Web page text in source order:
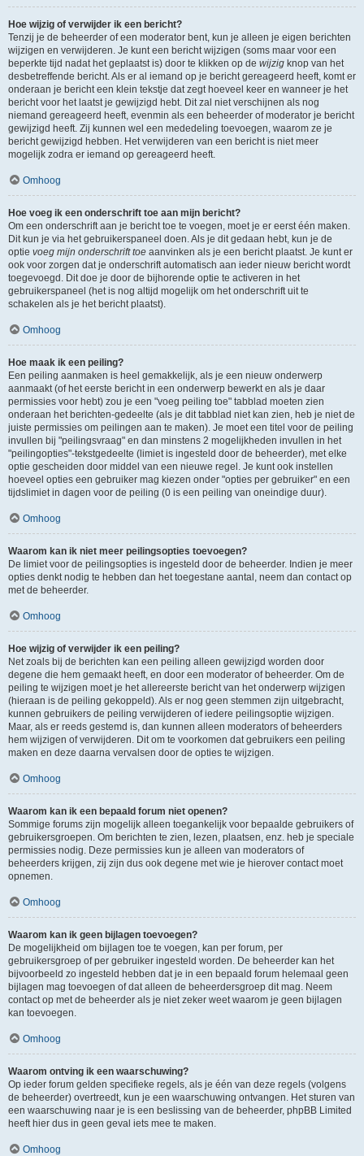
Hoe wijzig of verwijder ik een bericht?
Tenzij je de beheerder of een moderator bent, kun je alleen je eigen berichten
wijzigen en verwijderen. Je kunt een bericht wijzigen (soms maar voor een
beperkte tijd nadat het geplaatst is) door te klikken op de wijzig knop van het
desbetreffende bericht. Als er al iemand op je bericht gereageerd heeft, komt er
onderaan je bericht een klein tekstje dat zegt hoeveel keer en wanneer je het
bericht voor het laatst je gewijzigd hebt. Dit zal niet verschijnen als nog
niemand gereageerd heeft, evenmin als een beheerder of moderator je bericht
gewijzigd heeft. Zij kunnen wel een mededeling toevoegen, waarom ze je
bericht gewijzigd hebben. Het verwijderen van een bericht is niet meer
mogelijk zodra er iemand op gereageerd heeft.
Omhoog
Hoe voeg ik een onderschrift toe aan mijn bericht?
Om een onderschrift aan je bericht toe te voegen, moet je er eerst één maken.
Dit kun je via het gebruikerspaneel doen. Als je dit gedaan hebt, kun je de
optie voeg mijn onderschrift toe aanvinken als je een bericht plaatst. Je kunt er
ook voor zorgen dat je onderschrift automatisch aan ieder nieuw bericht wordt
toegevoegd. Dit doe je door de bijhorende optie te activeren in het
gebruikerspaneel (het is nog altijd mogelijk om het onderschrift uit te
schakelen als je het bericht plaatst).
Omhoog
Hoe maak ik een peiling?
Een peiling aanmaken is heel gemakkelijk, als je een nieuw onderwerp
aanmaakt (of het eerste bericht in een onderwerp bewerkt en als je daar
permissies voor hebt) zou je een "voeg peiling toe" tabblad moeten zien
onderaan het berichten-gedeelte (als je dit tabblad niet kan zien, heb je niet de
juiste permissies om peilingen aan te maken). Je moet een titel voor de peiling
invullen bij "peilingsvraag" en dan minstens 2 mogelijkheden invullen in het
"peilingopties"-tekstgedeelte (limiet is ingesteld door de beheerder), met elke
optie gescheiden door middel van een nieuwe regel. Je kunt ook instellen
hoeveel opties een gebruiker mag kiezen onder "opties per gebruiker" en een
tijdslimiet in dagen voor de peiling (0 is een peiling van oneindige duur).
Omhoog
Waarom kan ik niet meer peilingsopties toevoegen?
De limiet voor de peilingsopties is ingesteld door de beheerder. Indien je meer
opties denkt nodig te hebben dan het toegestane aantal, neem dan contact op
met de beheerder.
Omhoog
Hoe wijzig of verwijder ik een peiling?
Net zoals bij de berichten kan een peiling alleen gewijzigd worden door
degene die hem gemaakt heeft, en door een moderator of beheerder. Om de
peiling te wijzigen moet je het allereerste bericht van het onderwerp wijzigen
(hieraan is de peiling gekoppeld). Als er nog geen stemmen zijn uitgebracht,
kunnen gebruikers de peiling verwijderen of iedere peilingsoptie wijzigen.
Maar, als er reeds gestemd is, dan kunnen alleen moderators of beheerders
hem wijzigen of verwijderen. Dit om te voorkomen dat gebruikers een peiling
maken en deze daarna vervalsen door de opties te wijzigen.
Omhoog
Waarom kan ik een bepaald forum niet openen?
Sommige forums zijn mogelijk alleen toegankelijk voor bepaalde gebruikers of
gebruikersgroepen. Om berichten te zien, lezen, plaatsen, enz. heb je speciale
permissies nodig. Deze permissies kun je alleen van moderators of
beheerders krijgen, zij zijn dus ook degene met wie je hierover contact moet
opnemen.
Omhoog
Waarom kan ik geen bijlagen toevoegen?
De mogelijkheid om bijlagen toe te voegen, kan per forum, per
gebruikersgroep of per gebruiker ingesteld worden. De beheerder kan het
bijvoorbeeld zo ingesteld hebben dat je in een bepaald forum helemaal geen
bijlagen mag toevoegen of dat alleen de beheerdersgroep dit mag. Neem
contact op met de beheerder als je niet zeker weet waarom je geen bijlagen
kan toevoegen.
Omhoog
Waarom ontving ik een waarschuwing?
Op ieder forum gelden specifieke regels, als je één van deze regels (volgens
de beheerder) overtreedt, kun je een waarschuwing ontvangen. Het sturen van
een waarschuwing naar je is een beslissing van de beheerder, phpBB Limited
heeft hier dus in geen geval iets mee te maken.
Omhoog